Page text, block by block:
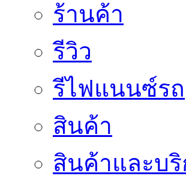
ร้านค้า
รีวิว
รีไฟแนนซ์รถ
สินค้า
สินค้าและบริ